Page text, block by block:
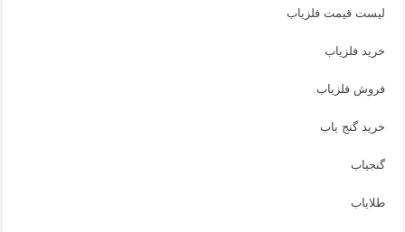
لیست قیمت فلزیاب
خرید فلزیاب
فروش فلزیاب
خرید گنج یاب
گنجیاب
طلایاب